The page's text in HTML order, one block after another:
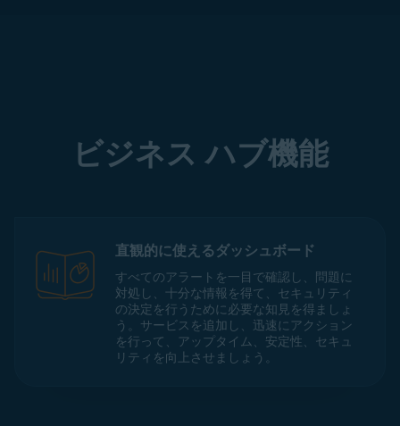
ビジネス ハブ機能
直観的に使えるダッシュボード
すべてのアラートを一目で確認し、問題に
対処し、十分な情報を得て、セキュリティ
の決定を行うために必要な知見を得ましょ
う。サービスを追加し、迅速にアクション
を行って、アップタイム、安定性、セキュ
リティを向上させましょう。